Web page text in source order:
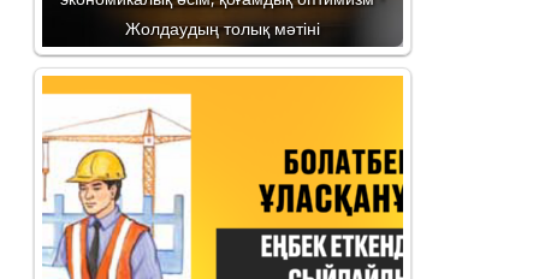
Жолдаудың толық мәтіні